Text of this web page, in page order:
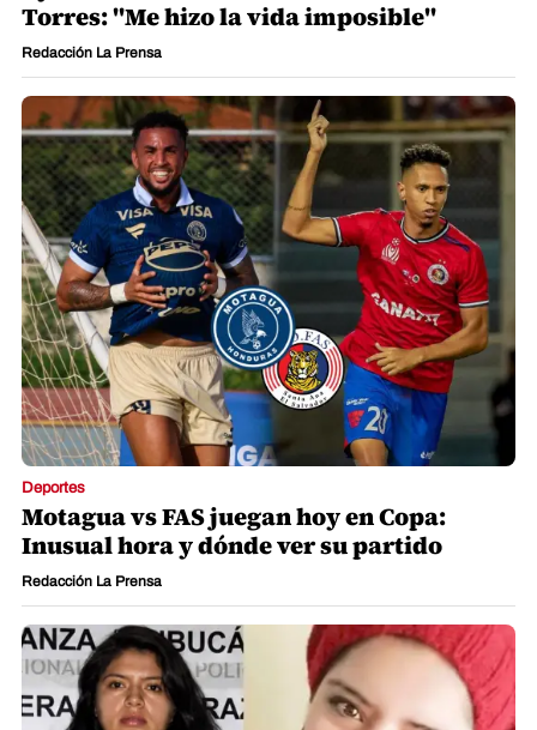
Torres: "Me hizo la vida imposible"
Redacción La Prensa
Deportes
Motagua vs FAS juegan hoy en Copa:
Inusual hora y dónde ver su partido
Redacción La Prensa